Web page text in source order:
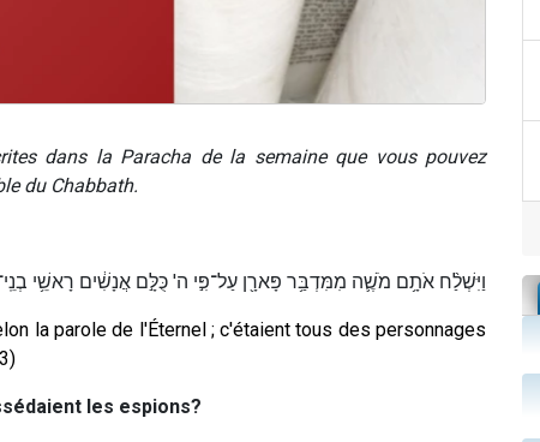
dans la Paracha de la semaine que vous pouvez
du Chabbath.
וַיִּשְׁלַ֨ח אֹתָ֥ם מֹשֶׁ֛ה מִמִּדְבַּ֥ר פָּארָ֖ן עַל־פִּ֣י ה' כֻּלָּ֣ם אֲנָשִׁ֔ים רָאשֵׁ֥י
la parole de l'Éternel ; c'étaient tous des personnages
les espions?